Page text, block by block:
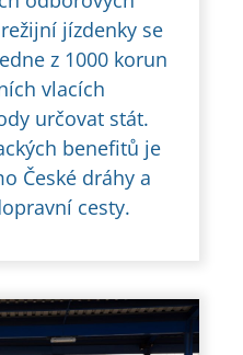
jízdenky se
z 1000 korun
vlacích
určovat stát.
benefitů je
České dráhy a
cesty.